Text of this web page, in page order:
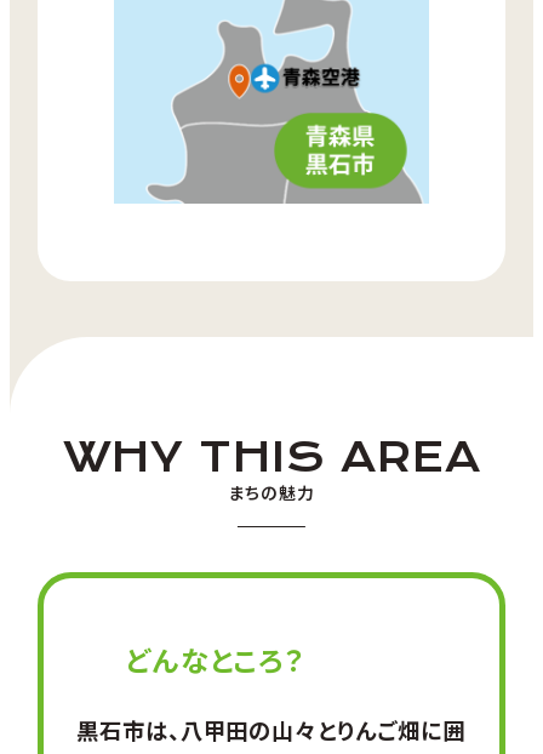
WHY THIS AREA
まちの魅力
どんなところ？
黒石市は、八甲田の山々とりんご畑に囲